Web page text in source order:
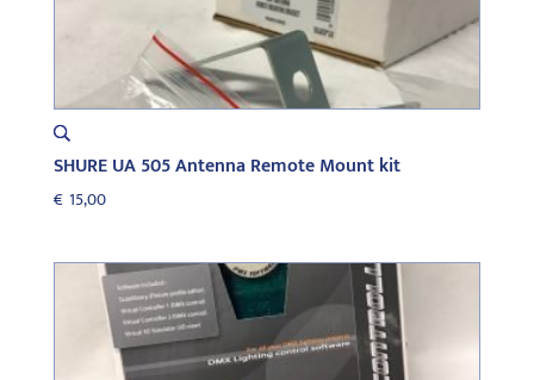
SHURE UA 505 Antenna Remote Mount kit
€ 15,00